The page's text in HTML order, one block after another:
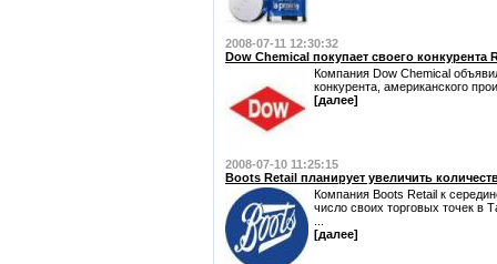
2008-07-11 12:30:32
Dow Chemical покупает своего конкурента
Компания Dow Chemical
конкурента, американского
[далее]
2008-07-10 11:25:15
Boots Retail планирует увеличить
Компания Boots Retail к
число своих торговых точек в
[далее]